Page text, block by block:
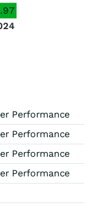
Performance
Performance
Performance
Performance